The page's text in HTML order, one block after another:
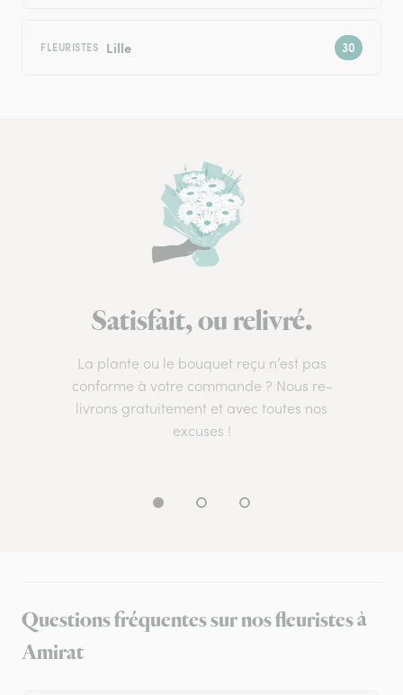
FLEURISTES Lille
Satisfait, ou relivré.
La plante ou le bouquet reçu n’est pas
conforme à votre commande ? Nous re-
livrons gratuitement et avec toutes nos
excuses !
Questions fréquentes sur nos fleuristes à
Amirat